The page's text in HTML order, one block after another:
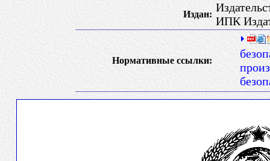
Издан:
ИПК
Нормативные ссылки: